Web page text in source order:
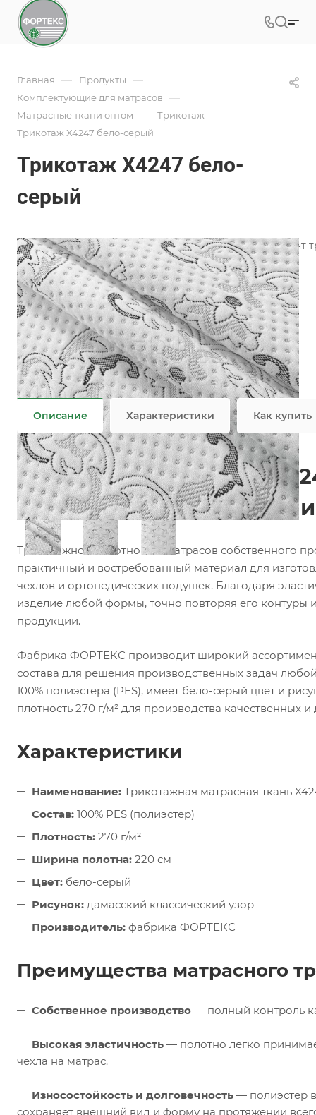
Главная — Продукты —
Комплектующие для матрасов —
Матрасные ткани оптом — Трикотаж —
Трикотаж X4247 бело-серый
Трикотаж X4247 бело-
серый
Фабрика ФОРТЕКС производит широкий ассортимент
пошива чехлов.
Подробности
Характеристики
Коллекция— Классика
Состав— 100% PES
Плотность — 270 гр/м2
Все характеристики
Описание Характеристики Как купить
Матрасный трикотаж
для матрасов, топперов
Трикотажное полотно для матрасов собственного
практичный и востребованный материал для
чехлов и ортопедических подушек. Благодаря
изделие любой формы, точно повторяя его контуры
продукции.
Фабрика ФОРТЕКС производит широкий
состава для решения производственных задач
100% полиэстера (PES), имеет бело-серый цвет и
плотность 270 г/м² для производства качественных
Характеристики
Наименование: Трикотажная матрасная ткань
Состав: 100% PES (полиэстер)
Плотность: 270 г/м²
Ширина полотна: 220 см
Цвет: бело-серый
Рисунок: дамасский классический узор
Производитель: фабрика ФОРТЕКС
Преимущества матрасного
Собственное производство — полный контроль
Высокая эластичность — полотно легко
чехла на матрас.
Износостойкость и долговечность — полиэстер
сохраняет внешний вид и форму на протяжении